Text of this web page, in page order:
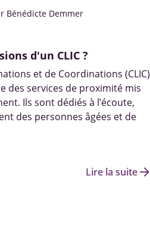
Bénédicte Demmer
d'un CLIC ?
et de Coordinations (CLIC)
des services de proximité mis
Ils sont dédiés à l’écoute,
des personnes âgées et de
Lire la suitearrow_forward